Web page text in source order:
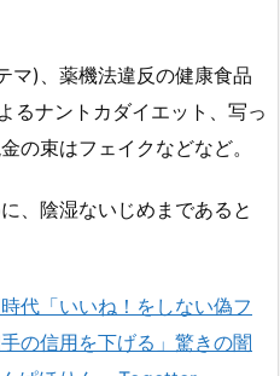
マ)、薬機法違反の健康食品
るナントカダイエット、写っ
の束はフェイクなどなど。
、陰湿ないじめまであると
代「いいね！をしない偽フ
の信用を下げる」驚きの闇